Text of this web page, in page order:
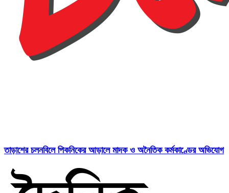
তাড়াশের চলনবিলে পিকনিকের আড়ালে মাদক ও অনৈতিক কর্মকাণ্ডের অভিযোগ